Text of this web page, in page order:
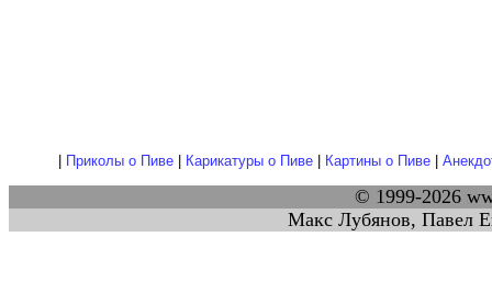
Приколы о Пиве| Карикатуры о Пиве| Картины о Пиве
© 1999-2026
Макс Лубянов, Павел